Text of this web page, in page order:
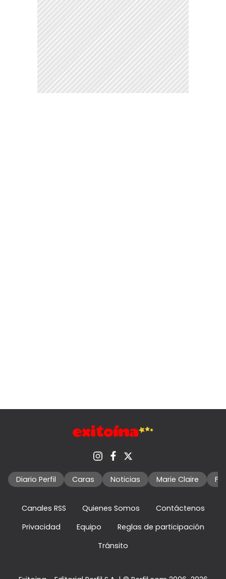
Diario Perfil Caras Noticias Marie Claire
Canales RSS Quienes Somos
Contáctenos
Privacidad
Equipo
Reglas de participación
Tránsito